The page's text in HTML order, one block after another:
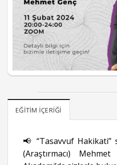
EĞITIM İÇERIĞI
📢 “Tasavvuf
(Araştırmacı)